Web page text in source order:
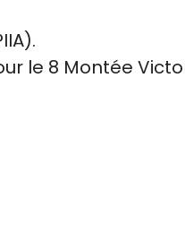
le 8 Montée